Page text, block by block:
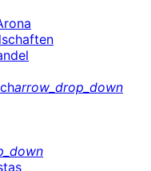
arrow_drop_down